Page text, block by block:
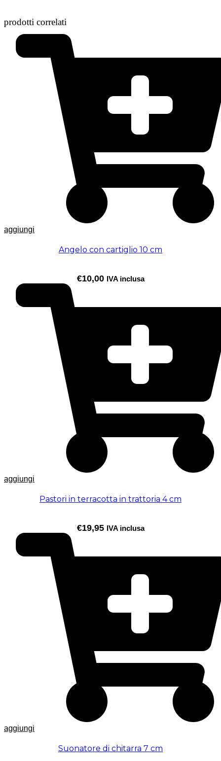
prodotti correlati
aggiungi
Angelo con cartiglio 10 cm
€10,00 IVA inclusa
aggiungi
Pastori in terracotta in trattoria 4 cm
€19,95 IVA inclusa
aggiungi
Suonatore di chitarra 7 cm